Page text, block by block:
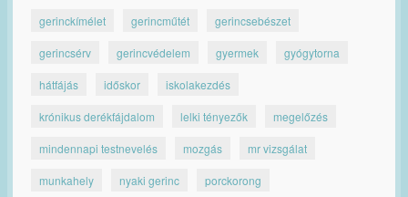
gerinckímélet gerincműtét gerincsebészet
gerincsérv gerincvédelem gyermek gyógytorna
hátfájás időskor iskolakezdés
krónikus derékfájdalom lelki tényezők megelőzés
mindennapi testnevelés mozgás mr vizsgálat
munkahely nyaki gerinc porckorong